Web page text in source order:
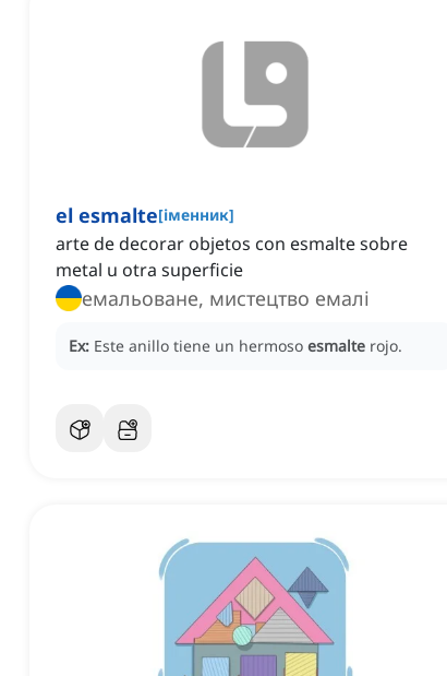
el esmalte[іменник]
arte de decorar objetos con esmalte sobre
metal u otra superficie
емальоване, мистецтво емалі
Ex: Este anillo tiene un hermoso esmalte rojo.